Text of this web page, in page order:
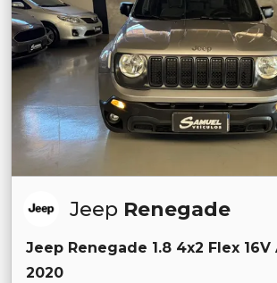
Jeep Renegade
Jeep Renegade 1.8 4x2 Flex 16V
2020